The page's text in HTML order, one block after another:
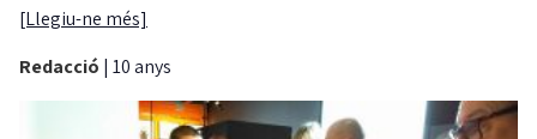
[Llegiu-ne més]
Redacció | 10 anys